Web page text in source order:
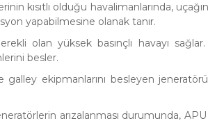
kısıtlı olduğu havalimanlarında,
yapabilmesine olanak tanır.
olan yüksek basınçlı havayı sağlar.
besler.
galley ekipmanlarını besleyen
arızalanması durumunda,